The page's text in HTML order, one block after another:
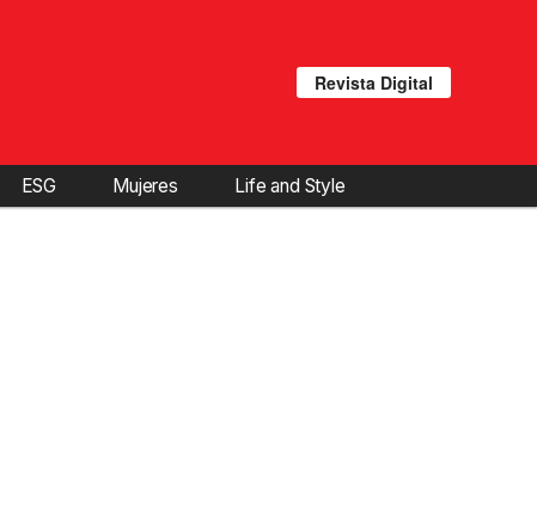
Revista Digital
ESG Mujeres Life and Style